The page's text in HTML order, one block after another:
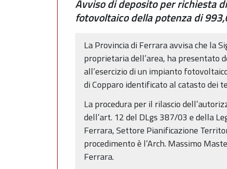
Avviso di deposito per richiesta
fotovoltaico della potenza di
La Provincia di Ferrara avvisa che la
proprietaria dell’area, ha presentato
all’esercizio di un impianto
di Copparo identificato al catasto dei
La procedura per il rilascio
dell’art. 12 del DLgs 387/03 e della
Ferrara, Settore Pianificazione
procedimento è l’Arch. Massimo
Ferrara.